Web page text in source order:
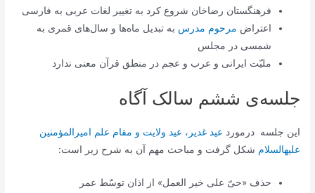
فرهنگستان رضاخان شروع کرد به تغییر لغات عربی به فارسی
اعتراض مرحوم مدرس به تبدیل ماه‌ها و سال‌های قمری به
شمسی در مجلس
ملیّت ایرانی و عرب و عجم در منطق قرآن معنی ندارد
جلسه‌ی ششم سالک آگاه
این جلسه درمورد عید غدیر، عید ولایت و مقام علم امیرالمؤمنین
علیه‏السلام شکل گرفت و مباحث مهم آن به شرح زیر است:
حذف «حیّ علی خیر العمل» از اذان توسّط عمر